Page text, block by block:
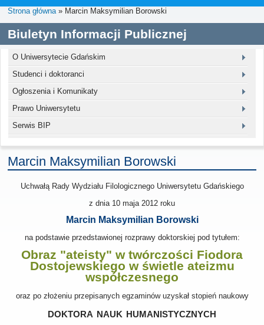
Strona główna» Marcin Maksymilian Borowski
Biuletyn Informacji Publicznej
O Uniwersytecie Gdańskim
Studenci i doktoranci
Ogłoszenia i Komunikaty
Prawo Uniwersytetu
Serwis BIP
Marcin Maksymilian Borowski
Uchwałą Rady Wydziału Filologicznego Uniwersytetu Gdańskiego
z dnia 10 maja 2012 roku
Marcin Maksymilian Borowski
na podstawie przedstawionej rozprawy doktorskiej pod tytułem:
Obraz "ateisty" w twórczości Fiodora
Dostojewskiego w świetle ateizmu
współczesnego
oraz po złożeniu przepisanych egzaminów uzyskał stopień naukowy
doktora nauk humanistycznych